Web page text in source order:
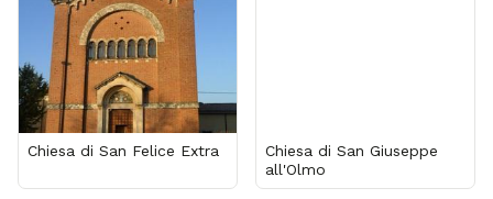
Chiesa di San Felice Extra
Chiesa di San Giuseppe
all'Olmo